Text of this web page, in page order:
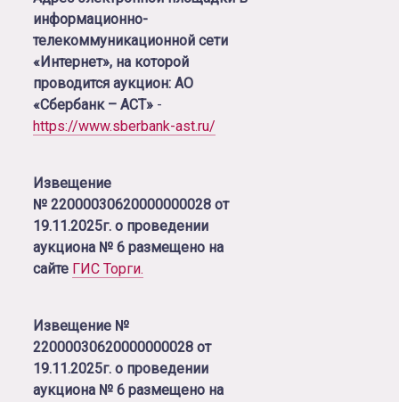
информационно-
телекоммуникационной сети
«Интернет», на которой
проводится аукцион: АО
«Сбербанк – АСТ» -
https://www.sberbank-ast.ru/
Извещение
№ 22000030620000000028 от
19.11.2025г. о проведении
аукциона № 6 размещено на
сайте ГИС Торги.
Извещение №
22000030620000000028 от
19.11.2025г. о проведении
аукциона № 6 размещено на